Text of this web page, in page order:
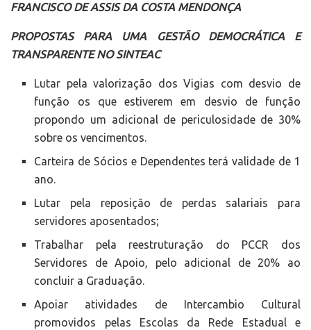
FRANCISCO DE ASSIS DA COSTA MENDONÇA
PROPOSTAS PARA UMA GESTÃO DEMOCRÁTICA E
TRANSPARENTE NO SINTEAC
Lutar pela valorização dos Vigias com desvio de
função os que estiverem em desvio de função
propondo um adicional de periculosidade de 30%
sobre os vencimentos.
Carteira de Sócios e Dependentes terá validade de 1
ano.
Lutar pela reposição de perdas salariais para
servidores aposentados;
Trabalhar pela reestruturação do PCCR dos
Servidores de Apoio, pelo adicional de 20% ao
concluir a Graduação.
Apoiar atividades de Intercambio Cultural
promovidos pelas Escolas da Rede Estadual e